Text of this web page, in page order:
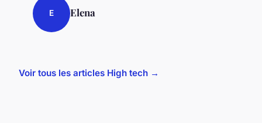
E Elena
Voir tous les articles High tech →